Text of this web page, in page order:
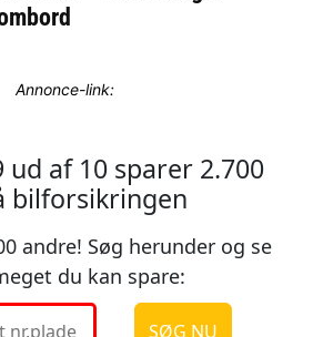
Annonce-link: